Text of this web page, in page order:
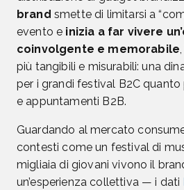
brand smette di limitarsi a
evento e inizia a far vivere
coinvolgente e memorabile
più tangibili e misurabili: una
per i grandi festival B2C
e appuntamenti B2B.
Guardando al mercato
contesti come un festival di
migliaia di giovani vivono il
un’esperienza collettiva — i dati